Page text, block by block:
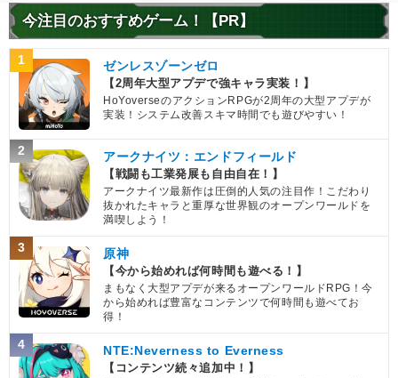
今注目のおすすめゲーム！【PR】
1 ゼンレスゾーンゼロ
【2周年大型アプデで強キャラ実装！】
HoYoverseのアクションRPGが2周年の大型アプデが
実装！システム改善スキマ時間でも遊びやすい！
2 アークナイツ：エンドフィールド
【戦闘も工業発展も自由自在！】
アークナイツ最新作は圧倒的人気の注目作！こだわり
抜かれたキャラと重厚な世界観のオープンワールドを
満喫しよう！
3 原神
【今から始めれば何時間も遊べる！】
まもなく大型アプデが来るオープンワールドRPG！今
から始めれば豊富なコンテンツで何時間も遊べてお
得！
4 NTE:Neverness to Everness
【コンテンツ続々追加中！】